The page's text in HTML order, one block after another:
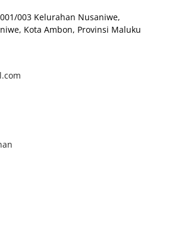
003 Kelurahan Nusaniwe,
Kota Ambon, Provinsi Maluku